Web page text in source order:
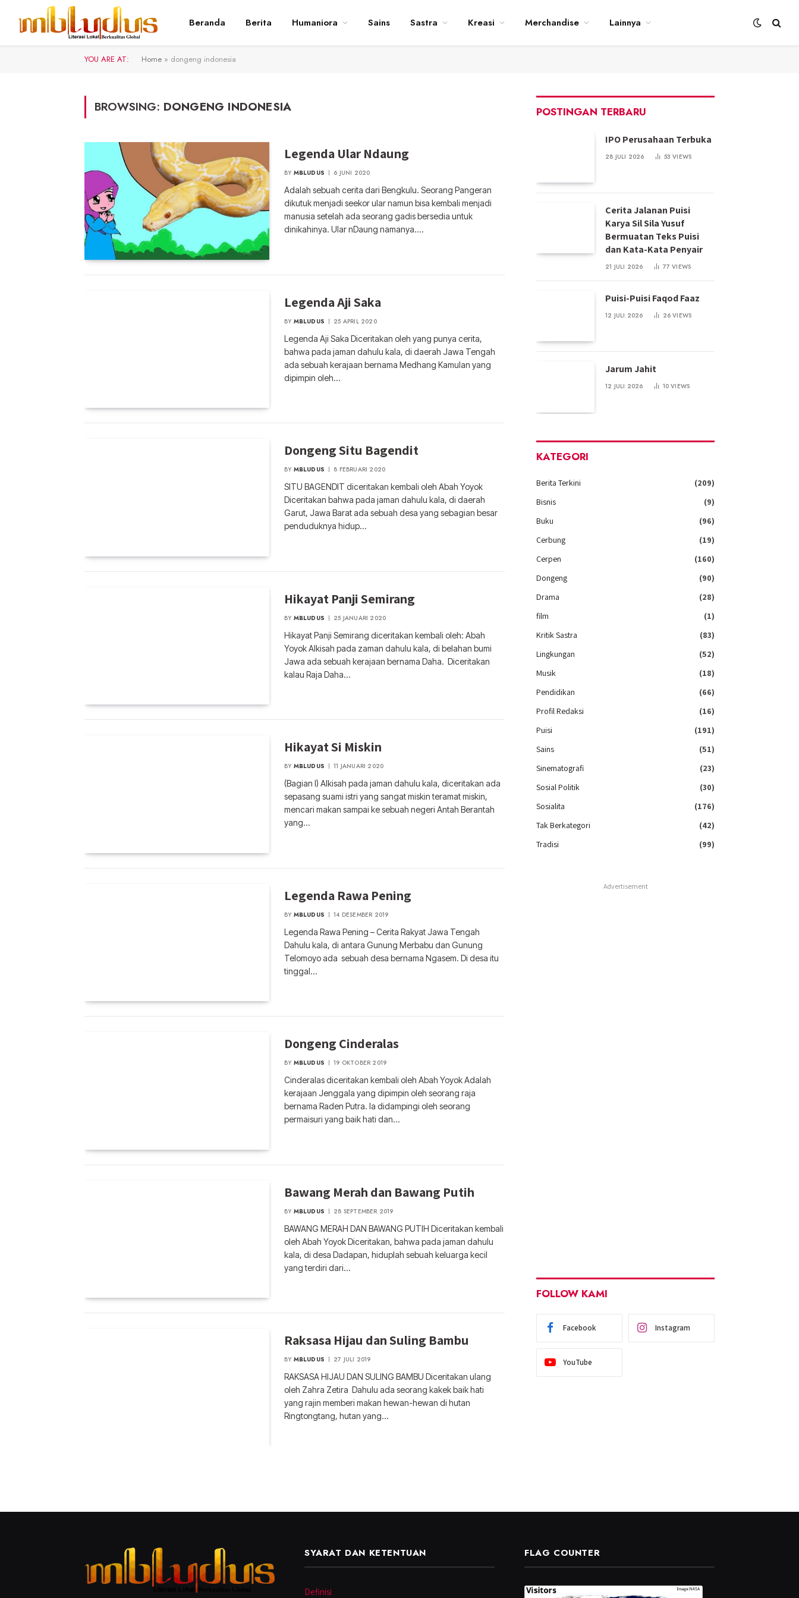
Beranda Berita Humaniora Sains Sastra Kreasi Merchandise Lainnya
YOU ARE AT: Home » dongeng indonesia
BROWSING: DONGENG INDONESIA
Legenda Ular Ndaung
BY MBLUDUS 6 JUNI 2020
Adalah sebuah cerita dari Bengkulu. Seorang Pangeran
dikutuk menjadi seekor ular namun bisa kembali menjadi
manusia setelah ada seorang gadis bersedia untuk
dinikahinya. Ular nDaung namanya.…
Legenda Aji Saka
BY MBLUDUS 25 APRIL 2020
Legenda Aji Saka Diceritakan oleh yang punya cerita,
bahwa pada jaman dahulu kala, di daerah Jawa Tengah
ada sebuah kerajaan bernama Medhang Kamulan yang
dipimpin oleh…
Dongeng Situ Bagendit
BY MBLUDUS 8 FEBRUARI 2020
SITU BAGENDIT diceritakan kembali oleh Abah Yoyok
Diceritakan bahwa pada jaman dahulu kala, di daerah
Garut, Jawa Barat ada sebuah desa yang sebagian besar
penduduknya hidup…
Hikayat Panji Semirang
BY MBLUDUS 25 JANUARI 2020
Hikayat Panji Semirang diceritakan kembali oleh: Abah
Yoyok Alkisah pada zaman dahulu kala, di belahan bumi
Jawa ada sebuah kerajaan bernama Daha. Diceritakan
kalau Raja Daha…
Hikayat Si Miskin
BY MBLUDUS 11 JANUARI 2020
(Bagian I) Alkisah pada jaman dahulu kala, diceritakan ada
sepasang suami istri yang sangat miskin teramat miskin,
mencari makan sampai ke sebuah negeri Antah Berantah
yang…
Legenda Rawa Pening
BY MBLUDUS 14 DESEMBER 2019
Legenda Rawa Pening – Cerita Rakyat Jawa Tengah
Dahulu kala, di antara Gunung Merbabu dan Gunung
Telomoyo ada sebuah desa bernama Ngasem. Di desa itu
tinggal…
Dongeng Cinderalas
BY MBLUDUS 19 OKTOBER 2019
Cinderalas diceritakan kembali oleh Abah Yoyok Adalah
kerajaan Jenggala yang dipimpin oleh seorang raja
bernama Raden Putra. Ia didampingi oleh seorang
permaisuri yang baik hati dan…
Bawang Merah dan Bawang Putih
BY MBLUDUS 28 SEPTEMBER 2019
BAWANG MERAH DAN BAWANG PUTIH Diceritakan kembali
oleh Abah Yoyok Diceritakan, bahwa pada jaman dahulu
kala, di desa Dadapan, hiduplah sebuah keluarga kecil
yang terdiri dari…
Raksasa Hijau dan Suling Bambu
BY MBLUDUS 27 JULI 2019
RAKSASA HIJAU DAN SULING BAMBU Diceritakan ulang
oleh Zahra Zetira Dahulu ada seorang kakek baik hati
yang rajin memberi makan hewan-hewan di hutan
Ringtongtang, hutan yang…
POSTINGAN TERBARU
IPO Perusahaan Terbuka
28 JULI 2026 53VIEWS
Cerita Jalanan Puisi
Karya Sil Sila Yusuf
Bermuatan Teks Puisi
dan Kata-Kata Penyair
21 JULI 2026 77VIEWS
Puisi-Puisi Faqod Faaz
12 JULI 2026 26VIEWS
Jarum Jahit
12 JULI 2026 10VIEWS
KATEGORI
Berita Terkini
(209)
Bisnis
(9)
Buku
(96)
Cerbung
(19)
Cerpen
(160)
Dongeng
(90)
Drama
(28)
film
(1)
Kritik Sastra
(83)
Lingkungan
(52)
Musik
(18)
Pendidikan
(66)
Profil Redaksi
(16)
Puisi
(191)
Sains
(51)
Sinematografi
(23)
Sosial Politik
(30)
Sosialita
(176)
Tak Berkategori
(42)
Tradisi
(99)
Advertisement
FOLLOW KAMI
Facebook Instagram
YouTube
SYARAT DAN KETENTUAN
Definisi
FLAG COUNTER